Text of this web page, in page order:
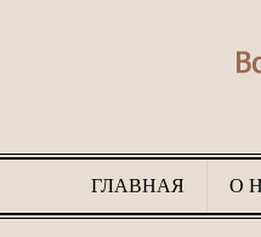
ГЛАВНАЯ О